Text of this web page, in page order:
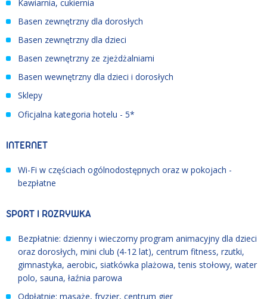
Kawiarnia, cukiernia
Basen zewnętrzny dla dorosłych
Basen zewnętrzny dla dzieci
Basen zewnętrzny ze zjeżdżalniami
Basen wewnętrzny dla dzieci i dorosłych
Sklepy
Oficjalna kategoria hotelu - 5*
INTERNET
Wi-Fi w częściach ogólnodostępnych oraz w pokojach -
bezpłatne
SPORT I ROZRYWKA
Bezpłatnie: dzienny i wieczorny program animacyjny dla dzieci
oraz dorosłych, mini club (4-12 lat), centrum fitness, rzutki,
gimnastyka, aerobic, siatkówka plażowa, tenis stołowy, water
polo, sauna, łaźnia parowa
Odpłatnie: masaże, fryzjer, centrum gier